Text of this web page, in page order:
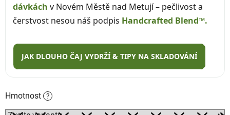
dávkách v Novém Městě nad Metují – pečlivost a
čerstvost nesou náš podpis Handcrafted Blend™.
JAK DLOUHO ČAJ VYDRŽÍ & TIPY NA SKLADOVÁNÍ
Hmotnost ?